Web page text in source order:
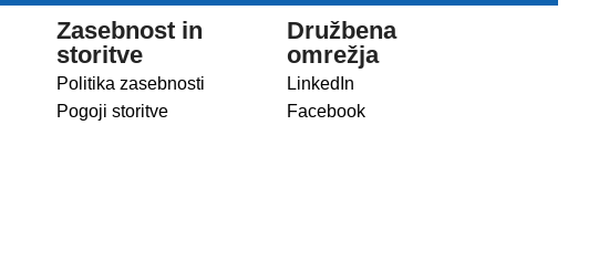
Zasebnost in
storitve
Politika zasebnosti
Pogoji storitve
Družbena
omrežja
LinkedIn
Facebook